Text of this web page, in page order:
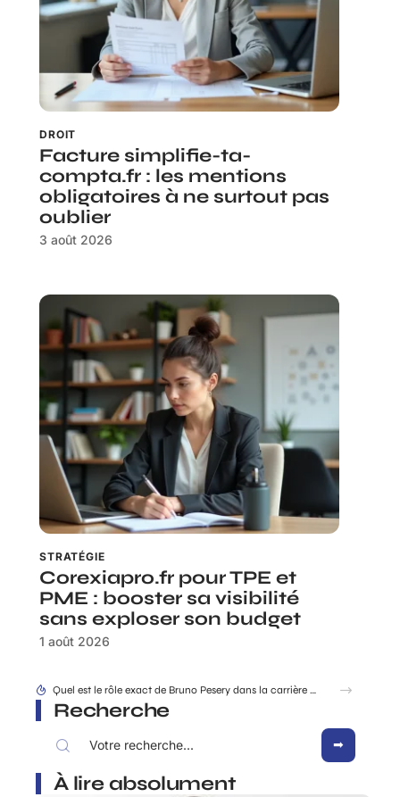
DROIT
Facture simplifie-ta-
compta.fr : les mentions
obligatoires à ne surtout pas
oublier
3 août 2026
STRATÉGIE
Corexiapro.fr pour TPE et
PME : booster sa visibilité
sans exploser son budget
1 août 2026
Quel est le rôle exact de Bruno Pesery dans la carrière d’Isabelle Carré ?
Recherche
À lire absolument